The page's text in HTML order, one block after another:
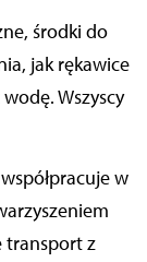
środki do
jak rękawice
Wszyscy
w
transport z